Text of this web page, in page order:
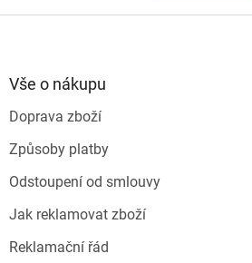
v
Vše o nákupu
Doprava zboží
Způsoby platby
Odstoupení od smlouvy
Jak reklamovat zboží
Reklamační řád